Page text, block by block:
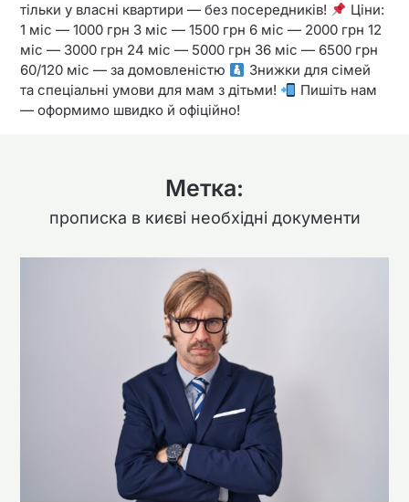
тільки у власні квартири — без посередників!
Ціни:
1 міс — 1000 грн 3 міс — 1500 грн 6 міс — 2000 грн 12
міс — 3000 грн 24 міс — 5000 грн 36 міс — 6500 грн
60/120 міс — за домовленістю
Знижки для сімей
та спеціальні умови для мам з дітьми!
Пишіть нам
— оформимо швидко й офіційно!
Метка:
прописка в києві необхідні документи